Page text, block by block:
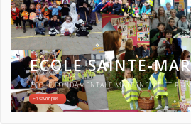
ECOLE FONDAMENTALE MATERNELLE ET
ECOLE SAINTE-
En savoir plus...